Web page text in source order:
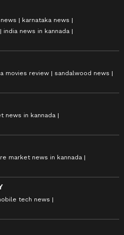
karnataka news
india news in kannada
movies review
sandalwood news
news in kannada
market news in kannada
tech news